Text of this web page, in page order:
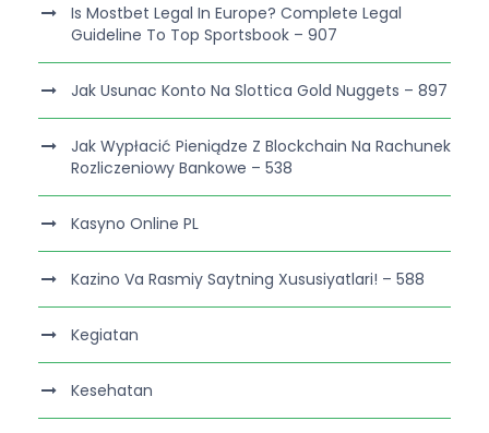
Is Mostbet Legal In Europe? Complete Legal
Guideline To Top Sportsbook – 907
Jak Usunac Konto Na Slottica Gold Nuggets – 897
Jak Wypłacić Pieniądze Z Blockchain Na Rachunek
Rozliczeniowy Bankowe – 538
Kasyno Online PL
Kazino Va Rasmiy Saytning Xususiyatlari! – 588
Kegiatan
Kesehatan